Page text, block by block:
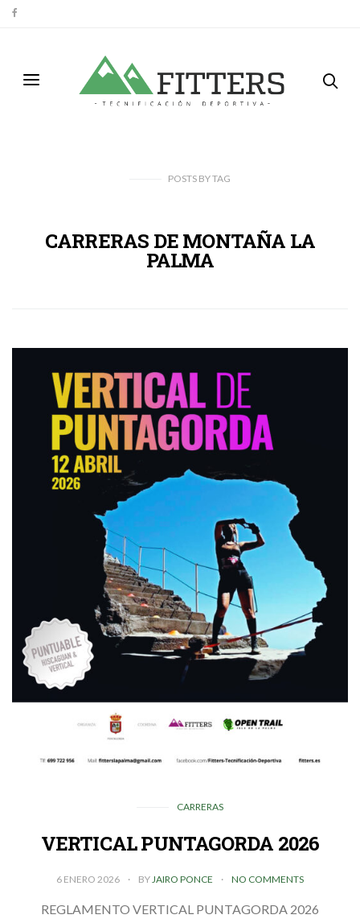
POSTS BYTAG
CARRERAS DE MONTAÑA LA
PALMA
CARRERAS
VERTICAL PUNTAGORDA 2026
6 ENERO 2026 BY JAIRO PONCE NO COMMENTS
REGLAMENTO VERTICAL PUNTAGORDA 2026